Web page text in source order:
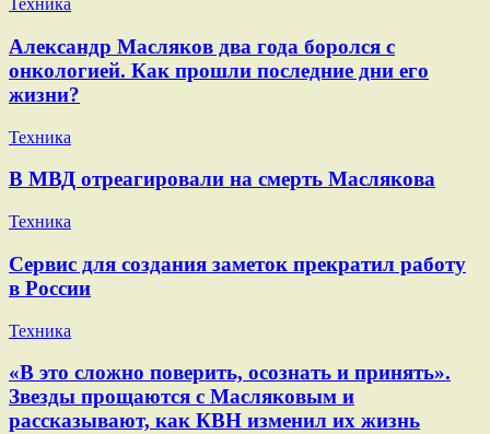
Техника
Александр Масляков два года боролся с
онкологией. Как прошли последние дни его
жизни?
Техника
В МВД отреагировали на смерть Маслякова
Техника
Сервис для создания заметок прекратил работу
в России
Техника
«В это сложно поверить, осознать и принять».
Звезды прощаются с Масляковым и
рассказывают, как КВН изменил их жизнь